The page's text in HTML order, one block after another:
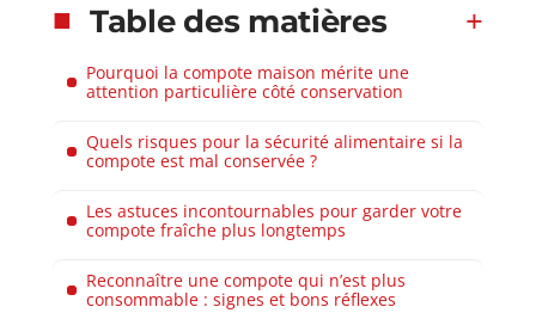
Table des matières
Pourquoi la compote maison mérite une
attention particulière côté conservation
Quels risques pour la sécurité alimentaire si la
compote est mal conservée ?
Les astuces incontournables pour garder votre
compote fraîche plus longtemps
Reconnaître une compote qui n’est plus
consommable : signes et bons réflexes